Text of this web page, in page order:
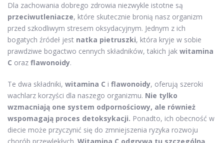
Dla zachowania dobrego zdrowia niezwykle istotne są
przeciwutleniacze, które skutecznie bronią nasz organizm
przed szkodliwym stresem oksydacyjnym. Jednym z ich
bogatych źródeł jest natka pietruszki, która kryje w sobie
prawdziwe bogactwo cennych składników, takich jak witamina
C oraz flawonoidy.
Te dwa składniki, witamina C i flawonoidy, oferują szeroki
wachlarz korzyści dla naszego organizmu. Nie tylko
wzmacniają one system odpornościowy, ale również
wspomagają proces detoksykacji. Ponadto, ich obecność w
diecie może przyczynić się do zmniejszenia ryzyka rozwoju